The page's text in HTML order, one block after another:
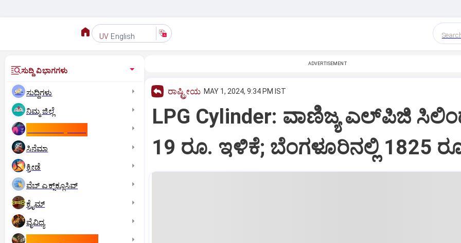
UV English
ಸುದ್ದಿ ವಿಭಾಗಗಳು
ಸುದ್ದಿಗಳು
ನಿಮ್ಮ ಜಿಲ್ಲೆ
ಸಿನೆಮಾ
ಕ್ರೀಡೆ
ವೆಬ್ ಎಕ್ಸ್‌ಕ್ಲೂಸಿವ್
ಕ್ರೈಮ್
ವೈವಿಧ್ಯ
ADVERTISEMENT
ರಾಷ್ಟ್ರೀಯ MAY 1, 2024, 9:34 PM IST
LPG Cylinder: ವಾಣಿಜ್ಯ ಎಲ್‌ಪಿಜಿ
19 ರೂ. ಇಳಿಕೆ; ಬೆಂಗಳೂರಿನಲ್ಲಿ 1825